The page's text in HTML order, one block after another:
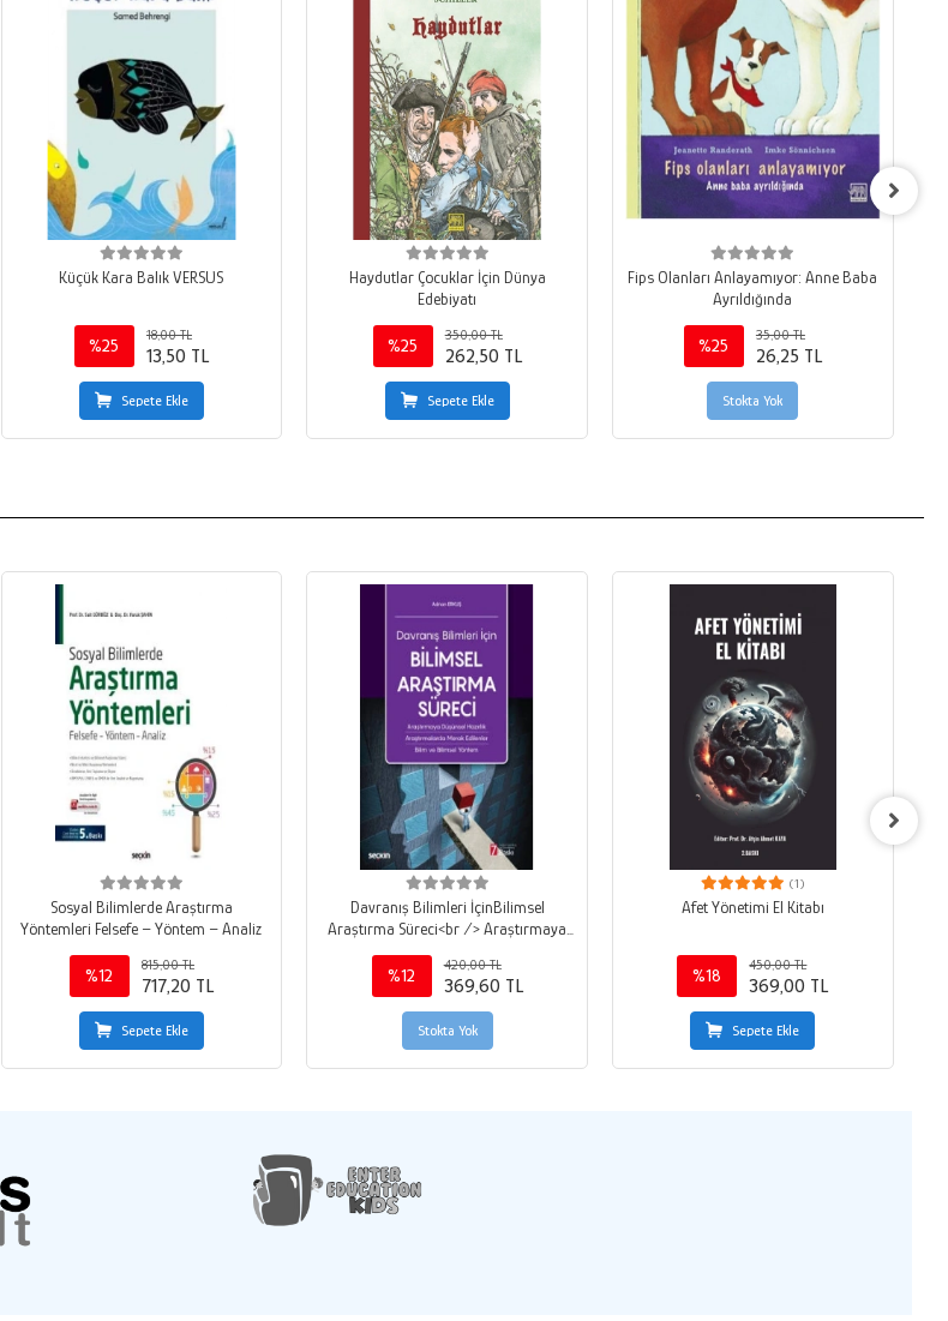
Küçük Kara Balık VERSUS
%25
18,00 TL
13,50 TL
Sepete Ekle
Haydutlar Çocuklar İçin Dünya
Edebiyatı
%25
350,00 TL
262,50 TL
Sepete Ekle
Fips Olanları Anlayamıyor: Anne Baba
Ayrıldığında
%25
35,00 TL
26,25 TL
Stokta Yok
Sosyal Bilimlerde Araştırma
Yöntemleri Felsefe – Yöntem – Analiz
%12
815,00 TL
717,20 TL
Sepete Ekle
Davranış Bilimleri İçinBilimsel
Araştırma Süreci<br /> Araştırmaya
Merak Edilenler – Bilim ve Bilimsel
Yöntem
%12
420,00 TL
369,60 TL
Stokta Yok
(1)
Afet Yönetimi El Kitabı
%18
450,00 TL
369,00 TL
Sepete Ekle